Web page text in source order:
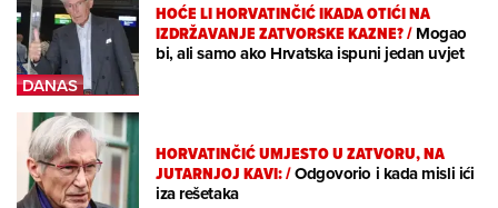
HOĆE LI HORVATINČIĆ IKADA OTIĆI NA
IZDRŽAVANJE ZATVORSKE KAZNE?/Mogao
bi, ali samo ako Hrvatska ispuni jedan uvjet
HORVATINČIĆ UMJESTO U ZATVORU, NA
JUTARNJOJ KAVI:/Odgovorio i kada misli ići
iza rešetaka